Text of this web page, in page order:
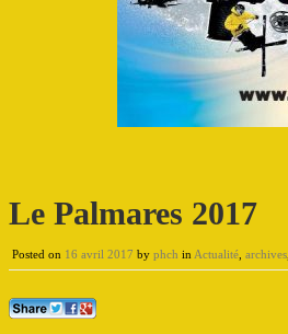
Le Palmares 2017
Posted on 16 avril 2017 by phch in Actualité archives